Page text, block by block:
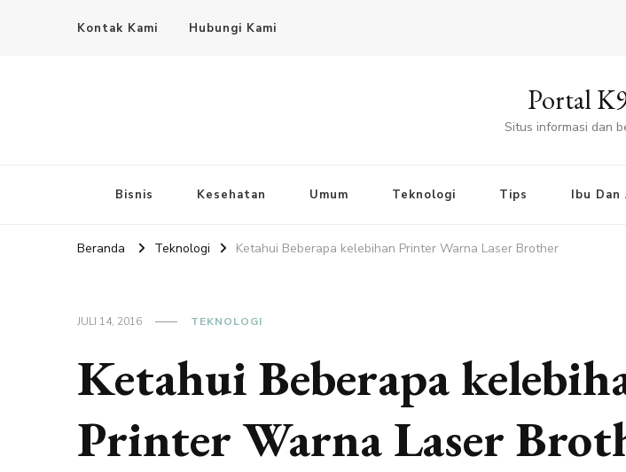
Kontak Kami Hubungi Kami
Portal
Situs informasi dan
Bisnis Kesehatan Umum Teknologi Tips Ibu Dan
Beranda Teknologi Ketahui Beberapa kelebihan Printer Warna Laser Brother
JULI 14, 2016 TEKNOLOGI
Ketahui Beberapa
Printer Warna Laser